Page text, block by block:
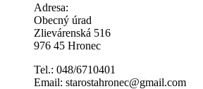
Adresa:
Obecný úrad
Zlievárenská 516
976 45 Hronec
Tel.: 048/6710401
Email: starostahronec@gmail.com